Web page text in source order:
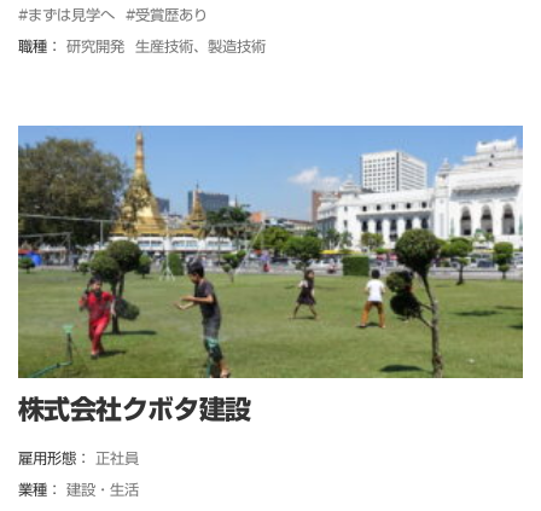
#まずは見学へ
#受賞歴あり
職種： 研究開発 生産技術、製造技術
株式会社クボタ建設
雇用形態： 正社員
業種： 建設・生活